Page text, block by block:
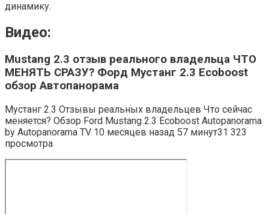
динамику.
Видео:
Mustang 2.3 отзыв реального владельца ЧТО
МЕНЯТЬ СРАЗУ? Форд Мустанг 2.3 Ecoboost
обзор Автопанорама
Мустанг 2.3 Отзывы реальных владельцев Что сейчас
меняется? Обзор Ford Mustang 2.3 Ecoboost Autopanorama
by Autopanorama TV 10 месяцев назад 57 минут31 323
просмотра